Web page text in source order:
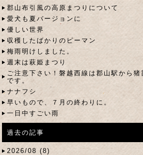
郡山布引風の高原まつりについて
愛犬も夏バージョンに
優しい世界
収穫したばかりのピーマン
梅雨明けしました。
週末は萩姫まつり
ご注意下さい！磐越西線は郡山駅から
です。
ナナフシ
早いもので、７月の終わりに。
一日中すごい雨
過去の記事
2026/08 (8)